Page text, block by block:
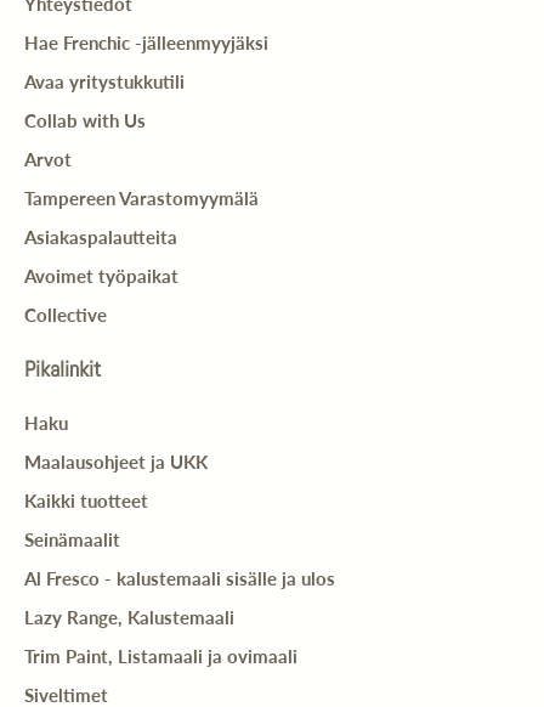
Hae Frenchic -jälleenmyyjäksi
Avaa yritystukkutili
Collab with Us
Arvot
Tampereen Varastomyymälä
Asiakaspalautteita
Avoimet työpaikat
Collective
Pikalinkit
Haku
Maalausohjeet ja UKK
Kaikki tuotteet
Seinämaalit
Al Fresco - kalustemaali sisälle ja ulos
Lazy Range, Kalustemaali
Trim Paint, Listamaali ja ovimaali
Siveltimet